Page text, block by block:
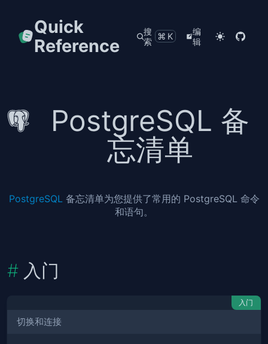
Quick
Reference
搜
索
⌘K
编
辑
PostgreSQL 备
忘清单
PostgreSQL备忘清单为您提供了常用的 PostgreSQL 命令
和语句。
入门
入门
切换和连接